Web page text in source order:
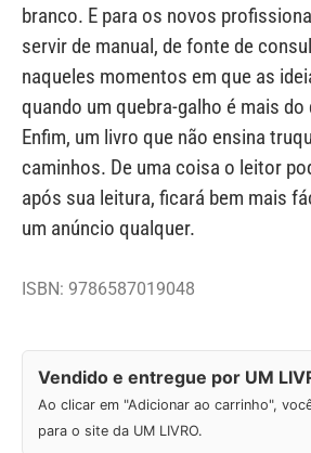
branco. E para os novos
servir de manual, de fonte de
naqueles momentos em que as
quando um quebra-galho é mais do
Enfim, um livro que não ensina
caminhos. De uma coisa o leitor
após sua leitura, ficará bem mais
um anúncio qualquer.
ISBN: 9786587019048
Vendido e entregue por UM
Ao clicar em "Adicionar ao carrinho",
para o site da UM LIVRO.